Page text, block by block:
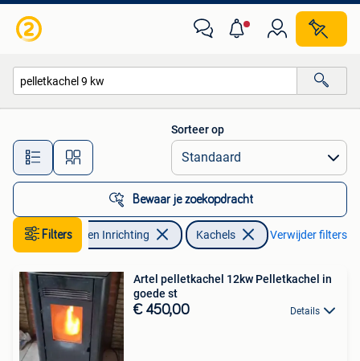
Alle afstanden…
Sorteer op
Bewaar je zoekopdracht
FiltersHuis en Inrichting Kachels Verwijder filters
Artel pelletkachel 12kw Pelletkachel in
goede st
€ 450,00 Details